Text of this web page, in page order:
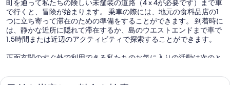
町を通って私たちの険しい未舗装の道路（4 x 4が必要です）まで車
で行くと、冒険が始まります。 乗車の際には、地元の食料品店の1
つに立ち寄って滞在のための準備をすることができます。 到着時に
は、静かな近所に隠れて滞在するか、島のウエストエンドまで車で
1.5時間または近辺のアクティビティで探索することができます。
正面玄関のすぐ外で利用できる私たちのお気に入りの活動は次のと
息をのむようなサンゴと魚を前にシュノーケリング。